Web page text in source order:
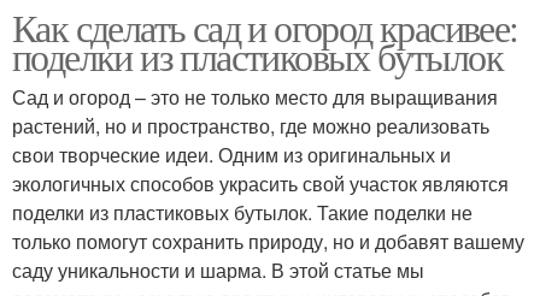
Как сделать сад и огород красивее:
поделки из пластиковых бутылок
Сад и огород – это не только место для выращивания
растений, но и пространство, где можно реализовать
свои творческие идеи. Одним из оригинальных и
экологичных способов украсить свой участок являются
поделки из пластиковых бутылок. Такие поделки не
только помогут сохранить природу, но и добавят вашему
саду уникальности и шарма. В этой статье мы